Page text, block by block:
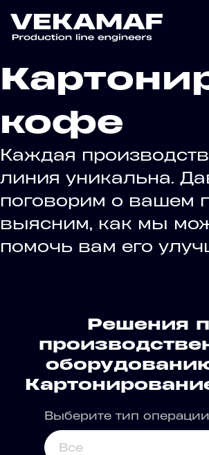
кофе
Каждая
линия уникальна.
поговорим о вашем
выясним, как мы
помочь вам его
Решения
Выберите тип операции
Все